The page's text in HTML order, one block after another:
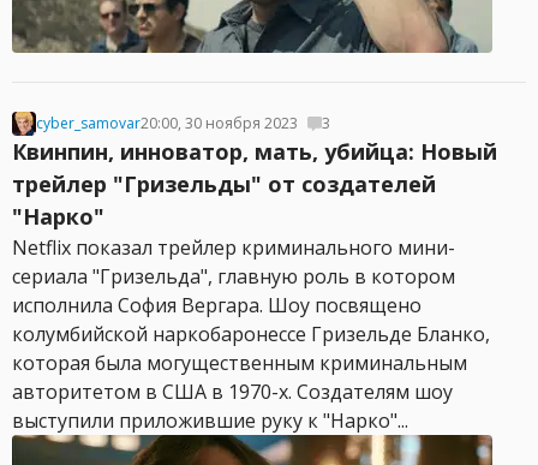
cyber_samovar20:00, 30 ноября 2023 3
Квинпин, инноватор, мать, убийца: Новый
трейлер "Гризельды" от создателей
"Нарко"
Netflix показал трейлер криминального мини-
сериала "Гризельда", главную роль в котором
исполнила София Вергара. Шоу посвящено
колумбийской наркобаронессе Гризельде Бланко,
которая была могущественным криминальным
авторитетом в США в 1970-х. Создателям шоу
выступили приложившие руку к "Нарко"...